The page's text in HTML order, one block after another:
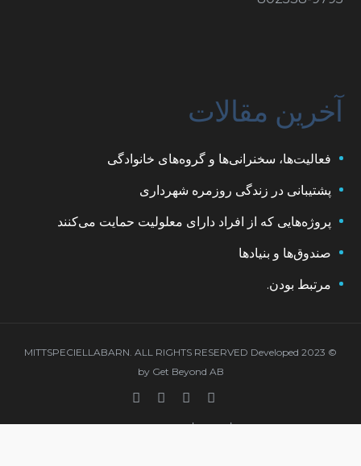
آخرین مقالات
فعالیت‌ها، سخنرانی‌ها و گروه‌های خانوادگی
پشتیبانی در زندگی روزمره شهرداری
پروژه‌هایی که از افراد دارای معلولیت حمایت می‌کنند
صندوق‌ها و بنیادها
مرتبط بودن.
© 2023 MITTSPECIELLABARN. ALL RIGHTS RESERVED Developed
byGet Beyond AB
سیاست حفظ حریم خصوصی